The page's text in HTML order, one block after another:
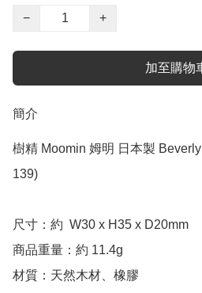
−
+
加至購物
簡介
樹精 Moomin 姆明 日本製
139)
尺寸：約  W30 x H35 x D20mm
商品重量：約 11.4g
材質：天然木材、橡膠